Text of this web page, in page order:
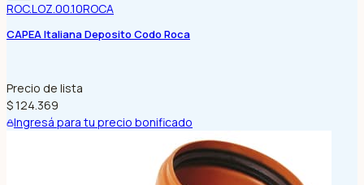
ROC.LOZ.00.10ROCA
CAPEA Italiana Deposito Codo Roca
Precio de lista
$ 124.369
Ingresá para tu precio bonificado